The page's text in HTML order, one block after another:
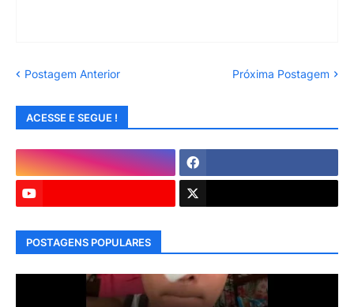
Postagem Anterior Próxima Postagem
ACESSE E SEGUE !
POSTAGENS POPULARES